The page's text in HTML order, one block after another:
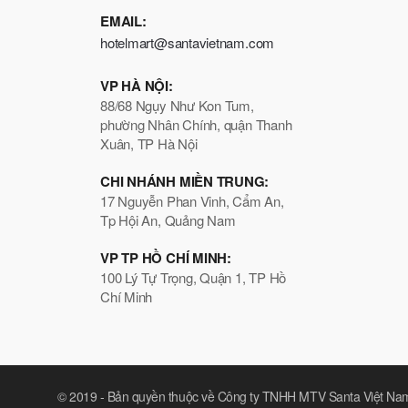
EMAIL:
hotelmart@santavietnam.com
VP HÀ NỘI:
88/68 Ngụy Như Kon Tum,
phường Nhân Chính, quận Thanh
Xuân, TP Hà Nội
CHI NHÁNH MIỀN TRUNG:
17 Nguyễn Phan Vinh, Cẩm An,
Tp Hội An, Quảng Nam
VP TP HỒ CHÍ MINH:
100 Lý Tự Trọng, Quận 1, TP Hồ
Chí Minh
© 2019 - Bản quyền thuộc về Công ty TNHH MTV Santa Việt